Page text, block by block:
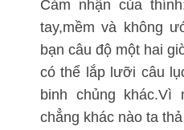
Cảm nhận của
tay,mềm và không
bạn câu độ một hai
có thể lắp lưỡi câu
binh chủng
chẳng khác nào ta